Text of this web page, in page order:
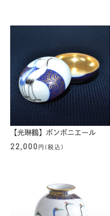
【光琳鶴】ボンボニエール
22,000 円(税込)